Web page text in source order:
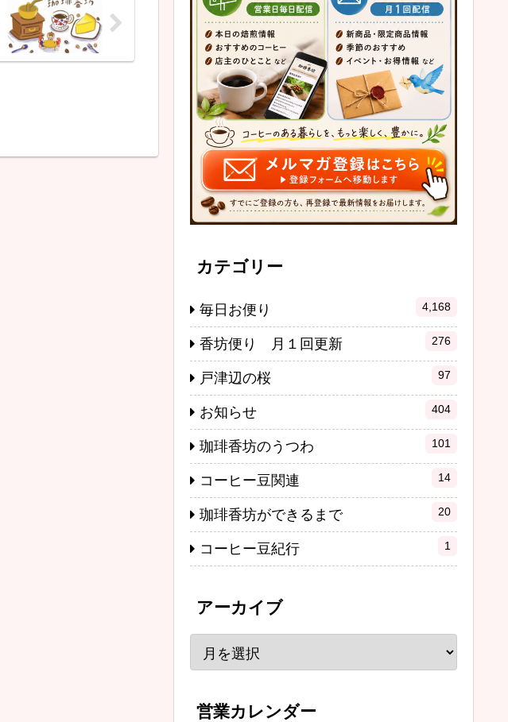
カテゴリー
毎日お便り 4,168
香坊便り 月１回更新 276
戸津辺の桜 97
お知らせ 404
珈琲香坊のうつわ 101
コーヒー豆関連 14
珈琲香坊ができるまで 20
コーヒー豆紀行 1
アーカイブ
営業カレンダー